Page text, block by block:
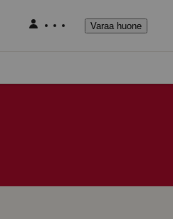
Varaa huone